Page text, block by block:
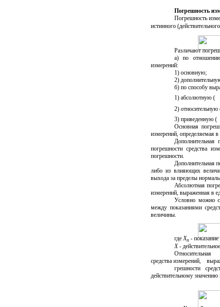
Погрешность
Погрешность
истинного
Различают
а) по
измерений:
1) основную;
2)
б) по способу
1) абсолютную (
2) относительную
3) приведенную (
Основная
измерений, определяемая
Дополнительная
погрешности средства
погрешности.
Дополнительная
либо из влияющих
выхода за пределы
Абсолютная
измерений, выраженная в
Условно можно
между показаниями
величины.
гдеХп -
Х-
Относительная
средства измерений,
грешности
действительному